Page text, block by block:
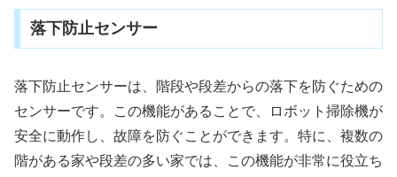
落下防止センサー
落下防止センサーは、階段や段差からの落下を防ぐための
センサーです。この機能があることで、ロボット掃除機が
安全に動作し、故障を防ぐことができます。特に、複数の
階がある家や段差の多い家では、この機能が非常に役立ち